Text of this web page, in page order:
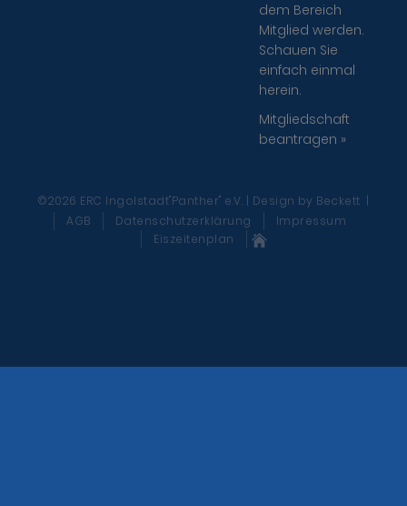
dem Bereich
Mitglied werden.
Schauen Sie
einfach einmal
herein.
Mitgliedschaft
beantragen »
©2026 ERC Ingolstadt"Panther" e.V. | Design by Beckett |
AGB
Datenschutzerklärung
Impressum
Eiszeitenplan